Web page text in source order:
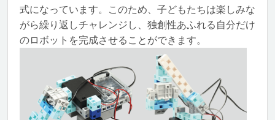
式になっています。このため、子どもたちは楽しみな
がら繰り返しチャレンジし、独創性あふれる自分だけ
のロボットを完成させることができます。